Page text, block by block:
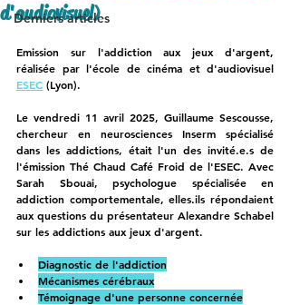
Derniers articles
d'audiovisuel)
Emission sur l'addiction aux jeux d'argent,
ESEC (Lyon).
Le vendredi 11 avril 2025, Guillaume Sescousse,
chercheur en neurosciences Inserm spécialisé
dans les addictions, était l'un des invité.e.s de
l'émission Thé Chaud Café Froid
Sarah Sbouai, psychologue spécialisée en
addiction comportementale, elles.ils répondaient
aux questions du présentateur Alexandre Schabel
sur les addictions aux jeux d'argent.
Diagnostic de l'addiction
Mécanismes cérébraux
Témoignage d'une personne concernée